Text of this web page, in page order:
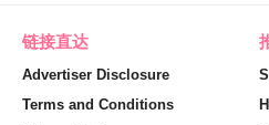
链接直达
Advertiser Disclosure
Terms and Conditions